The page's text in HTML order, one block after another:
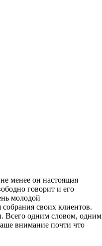
менее он настоящая
говорит и его
молодой
своих клиентов.
Всего одним словом, одним
внимание почти что